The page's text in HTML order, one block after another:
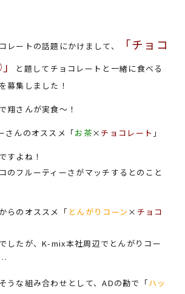
レートの話題にかけまして、
「チョコ
と題してチョコレートと一緒に食べる
募集しました！
翔さんが実食～！
さんのオススメ「お茶× チョコレート 」
すよね！
のフルーティーさがマッチするとのこと
らのオススメ「 とんがりコーン × チョコ
したが、K-mix本社周辺でとんがりコー
うな組み合わせとして、ADの勘で「ハッ